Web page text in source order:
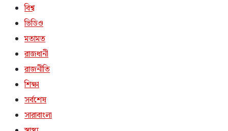
বিশ্ব
ভিডিও
মতামত
রাজধানী
রাজনীতি
শিক্ষা
সর্বশেষ
সারাবাংলা